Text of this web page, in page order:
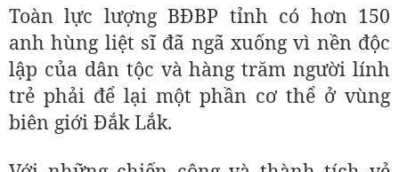
Toàn lực lượng BĐBP tỉnh có hơn 150
anh hùng liệt sĩ đã ngã xuống vì nền độc
lập của dân tộc và hàng trăm người lính
trẻ phải để lại một phần cơ thể ở vùng
biên giới Đắk Lắk.